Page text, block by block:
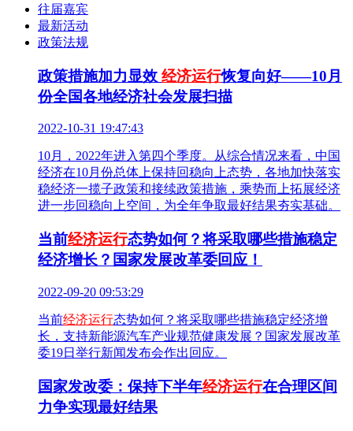
往届嘉宾
最新活动
政策法规
政策措施加力显效 经济运行恢复向好——10月
份全国各地经济社会发展扫描
2022-10-31 19:47:43
10月，2022年进入第四个季度。从综合情况来看，中国
经济在10月份总体上保持回稳向上态势，各地加快落实
稳经济一揽子政策和接续政策措施，乘势而上拓展经济
进一步回稳向上空间，为全年争取最好结果夯实基础。
当前经济运行态势如何？将采取哪些措施稳定
经济增长？国家发展改革委回应！
2022-09-20 09:53:29
当前经济运行态势如何？将采取哪些措施稳定经济增
长，支持新能源汽车产业规范健康发展？国家发展改革
委19日举行新闻发布会作出回应。
国家发改委：保持下半年经济运行在合理区间
力争实现最好结果